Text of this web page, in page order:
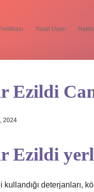
Yasal Uyarı
Ezildi
2024
Ezildi
kullandığı deterjanları,